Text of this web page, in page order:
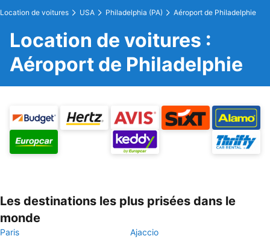
Location de voitures USA Philadelphia (PA) Aéroport de Philadelphie
Location de voitures :
Aéroport de Philadelphie
Les destinations les plus prisées dans le
monde
Paris
Ajaccio